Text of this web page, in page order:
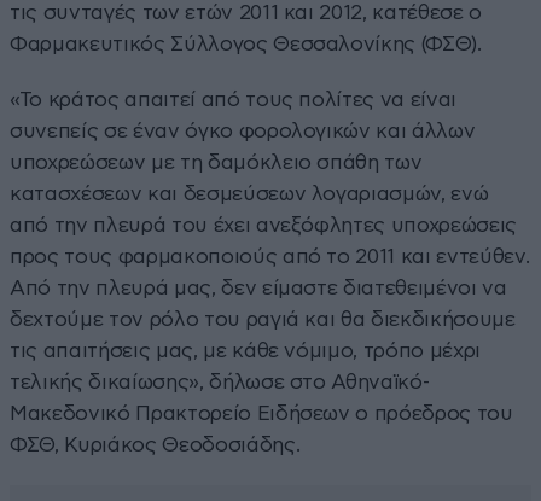
τις συνταγές των ετών 2011 και 2012, κατέθεσε ο
Φαρμακευτικός Σύλλογος Θεσσαλονίκης (ΦΣΘ).
«Το κράτος απαιτεί από τους πολίτες να είναι
συνεπείς σε έναν όγκο φορολογικών και άλλων
υποχρεώσεων με τη δαμόκλειο σπάθη των
κατασχέσεων και δεσμεύσεων λογαριασμών, ενώ
από την πλευρά του έχει ανεξόφλητες υποχρεώσεις
προς τους φαρμακοποιούς από το 2011 και εντεύθεν.
Από την πλευρά μας, δεν είμαστε διατεθειμένοι να
δεχτούμε τον ρόλο του ραγιά και θα διεκδικήσουμε
τις απαιτήσεις μας, με κάθε νόμιμο, τρόπο μέχρι
τελικής δικαίωσης», δήλωσε στο Αθηναϊκό-
Μακεδονικό Πρακτορείο Ειδήσεων ο πρόεδρος του
ΦΣΘ, Κυριάκος Θεοδοσιάδης.